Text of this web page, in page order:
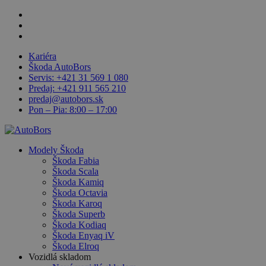
Skip
main
Kariéra
Škoda AutoBors
Servis: +421 31 569 1 080
Predaj: +421 911 565 210
predaj@autobors.sk
Pon – Pia: 8:00 – 17:00
search
Menu
Modely Škoda
Škoda Fabia
Škoda Scala
Škoda Kamiq
Škoda Octavia
Škoda Karoq
Škoda Superb
Škoda Kodiaq
Škoda Enyaq iV
Škoda Elroq
Vozidlá skladom